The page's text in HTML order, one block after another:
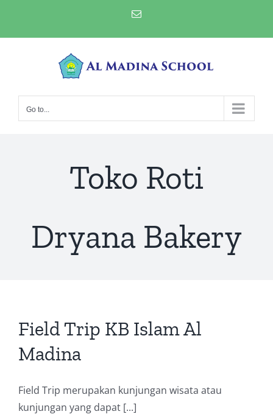
content
Email
Go to...
Toko Roti
Dryana Bakery
Field Trip KB Islam Al
Madina
Field Trip merupakan kunjungan wisata atau
kunjungan yang dapat [...]